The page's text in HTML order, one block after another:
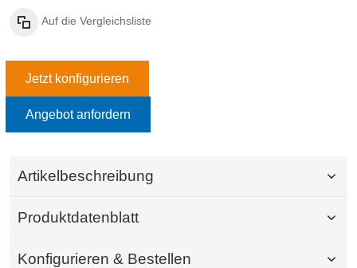
Auf die Vergleichsliste
Jetzt konfigurieren
Angebot anfordern
Artikelbeschreibung
Produktdatenblatt
Konfigurieren & Bestellen